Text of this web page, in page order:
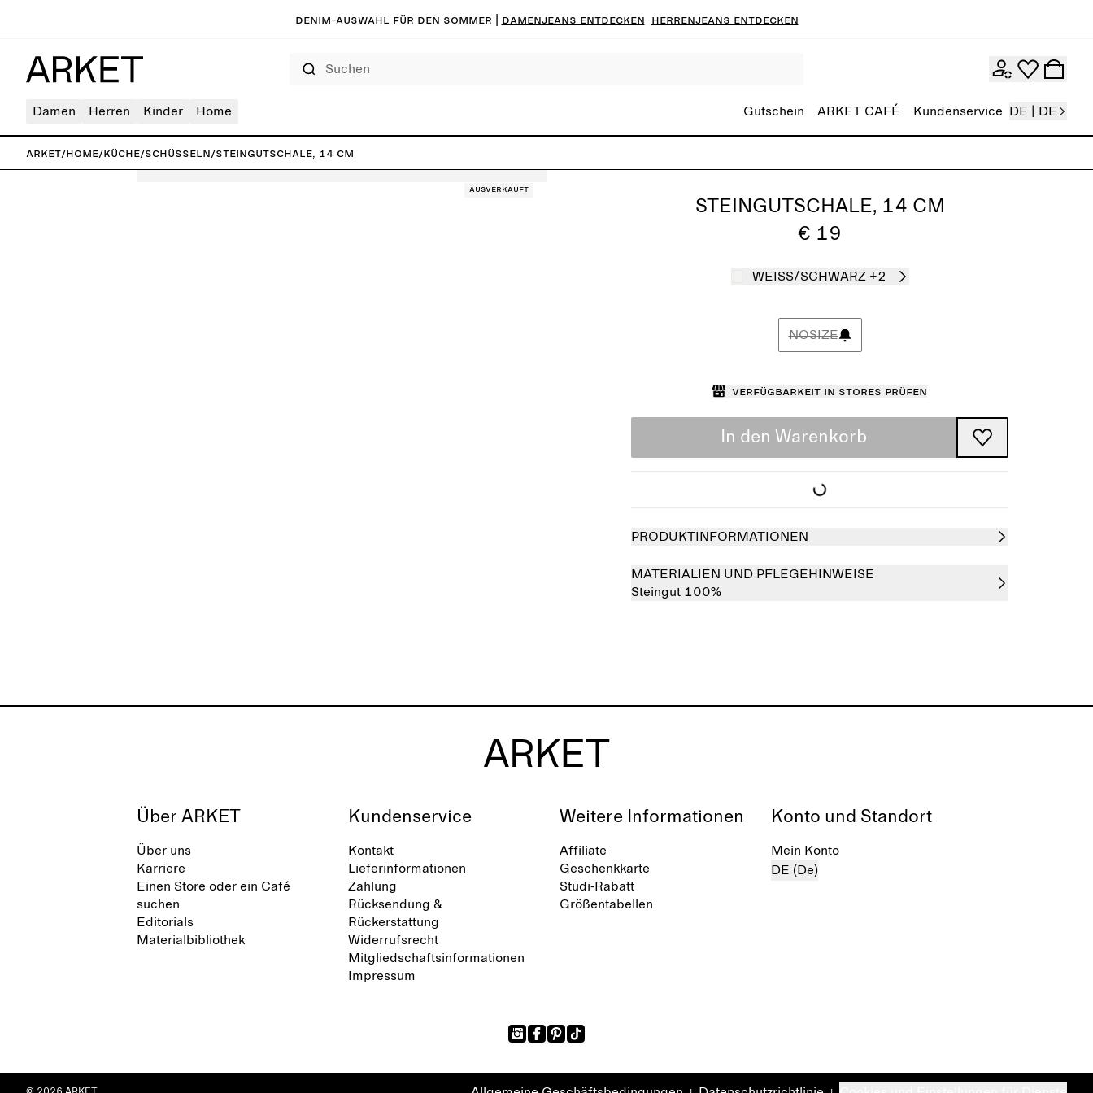
Denim-Auswahl für den Sommer | Damenjeans entdecken Herrenjeans entdecken
Damen Herren Kinder Home Gutschein ARKET CAFÉ Kundenservice DE | DE
ARKET/Home/Küche/Schüsseln/Steingutschale, 14 cm
Ausverkauft
STEINGUTSCHALE, 14 CM
€ 19
WEISS/SCHWARZ +2
NOSIZE
Verfügbarkeit in Stores prüfen
In den Warenkorb
PRODUKTINFORMATIONEN
MATERIALIEN UND PFLEGEHINWEISE
Steingut 100%
Über ARKET
Über uns
Karriere
Einen Store oder ein Café
suchen
Editorials
Materialbibliothek
Kundenservice
Kontakt
Lieferinformationen
Zahlung
Rücksendung &
Rückerstattung
Widerrufsrecht
Mitgliedschaftsinformationen
Impressum
Weitere Informationen
Affiliate
Geschenkkarte
Studi-Rabatt
Größentabellen
Konto und Standort
Mein Konto
DE (De)